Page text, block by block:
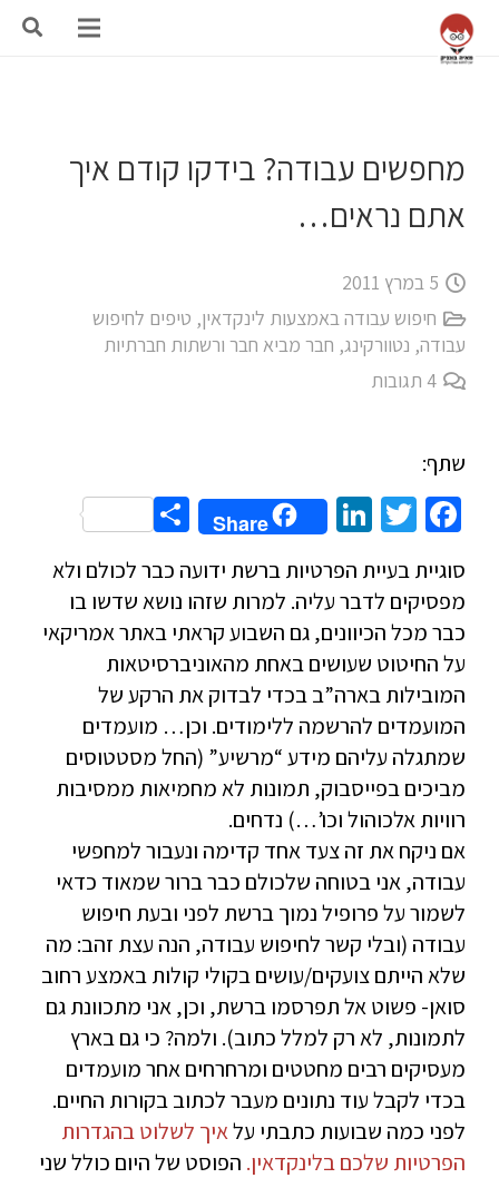
מחפשים עבודה? בידקו קודם איך
אתם נראים…
5 במרץ 2011
חיפוש עבודה באמצעות לינקדאין, טיפים לחיפוש
עבודה, נטוורקינג, חבר מביא חבר ורשתות חברתיות
4 תגובות
שתף:
Facebook
Twitter
LinkedIn
Share
Share
סוגיית בעיית הפרטיות ברשת ידועה כבר לכולם ולא
מפסיקים לדבר עליה. למרות שזהו נושא שדשו בו
כבר מכל הכיוונים, גם השבוע קראתי באתר אמריקאי
על החיטוט שעושים באחת מהאוניברסיטאות
המובילות בארה”ב בכדי לבדוק את הרקע של
המועמדים להרשמה ללימודים. וכן… מועמדים
שמתגלה עליהם מידע “מרשיע” (החל מסטטוסים
מביכים בפייסבוק, תמונות לא מחמיאות ממסיבות
רוויות אלכוהול וכו’…) נדחים.
אם ניקח את זה צעד אחד קדימה ונעבור למחפשי
עבודה, אני בטוחה שלכולם כבר ברור שמאוד כדאי
לשמור על פרופיל נמוך ברשת לפני ובעת חיפוש
עבודה (ובלי קשר לחיפוש עבודה, הנה עצת זהב: מה
שלא הייתם צועקים/עושים בקולי קולות באמצע רחוב
סואן- פשוט אל תפרסמו ברשת, וכן, אני מתכוונת גם
לתמונות, לא רק למלל כתוב). ולמה? כי גם בארץ
מעסיקים רבים מחטטים ומרחרחים אחר מועמדים
בכדי לקבל עוד נתונים מעבר לכתוב בקורות החיים.
לפני כמה שבועות כתבתי עלאיך לשלוט בהגדרות
הפרטיות שלכם בלינקדאין. הפוסט של היום כולל שני